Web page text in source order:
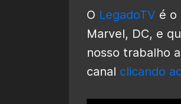
O LegadoTV é o
Marvel, DC, e
nosso trabalho
canal clicando